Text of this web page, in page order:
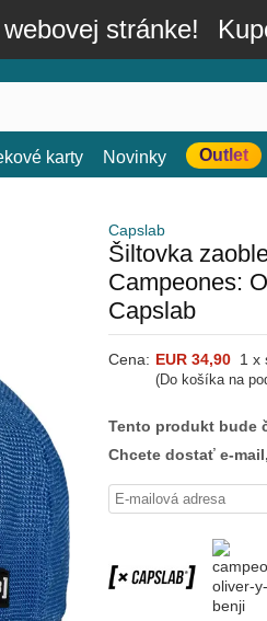
stránke!
karty Novinky Outlet
Capslab
Šiltovka
Campeones:
Capslab
Cena: EUR 34,90 1 x
(Do košíka na
Tento produkt bude
Chcete dostať e-